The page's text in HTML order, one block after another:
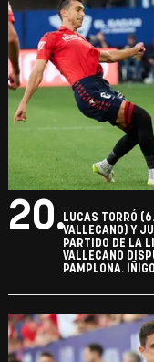
20.LUCAS TORRÓ
VALLECANO) Y
PARTIDO DE LA
VALLECANO
PAMPLONA.